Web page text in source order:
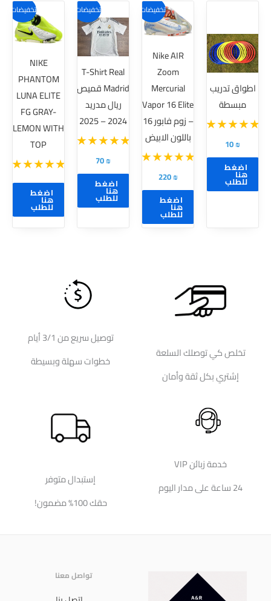
اطواق تدريب
مبسطة
10₪
اضغط
هنا
للطلب
تخفيضات!
Nike AIR
Zoom
Mercurial
Vapor 16 Elite
– زوم فابور 16
باللون الابيض
220₪
اضغط
هنا
للطلب
هناك
العديد
من
الأشكال
المختلفة
لهذا
المنتج.
يمكن
اختيار
الخيارات
على
صفحة
المنتج
تخفيضات!
T-Shirt Real
Madrid قميص
ريال مدريد
2024 – 2025
70₪
اضغط
هنا
للطلب
هناك
العديد
من
الأشكال
المختلفة
لهذا
المنتج.
يمكن
اختيار
الخيارات
على
صفحة
المنتج
تخفيضات!
NIKE
PHANTOM
LUNA ELITE
FG GRAY-
LEMON WITH
TOP
اضغط
هنا
للطلب
تخلص كي توصلك السلعة
إشتري بكل ثقة وأمان
توصيل سريع من 3/1 أيام
خطوات سهلة وبسيطة
خدمة زبائن VIP
24 ساعة على مدار اليوم
إستبدال متوفر
حقك 100% مضمون!
تواصل معنا